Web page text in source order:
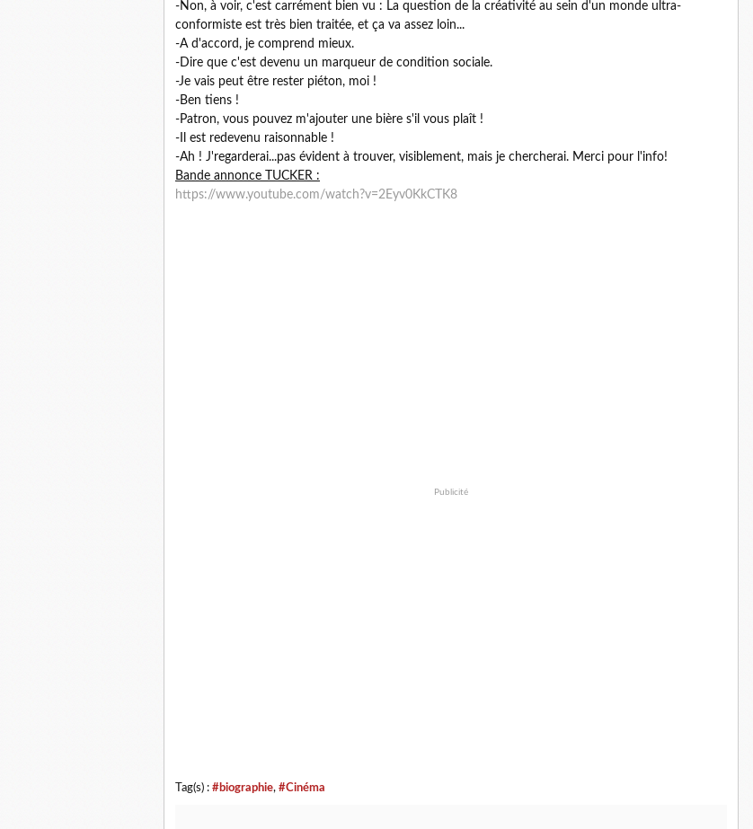
-Non, à voir, c'est carrément bien vu : La question de la créativité au sein d'un monde ultra-
conformiste est très bien traitée, et ça va assez loin...
-A d'accord, je comprend mieux.
-Dire que c'est devenu un marqueur de condition sociale.
-Je vais peut être rester piéton, moi !
-Ben tiens !
-Patron, vous pouvez m'ajouter une bière s'il vous plaît !
-Il est redevenu raisonnable !
-Ah ! J'regarderai...pas évident à trouver, visiblement, mais je chercherai. Merci pour l'info!
Bande annonce TUCKER :
https://www.youtube.com/watch?v=2Eyv0KkCTK8
Publicité
Tag(s) : #biographie, #Cinéma